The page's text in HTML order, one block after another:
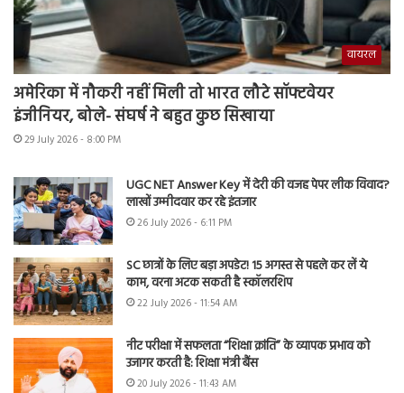
वायरल
अमेरिका में नौकरी नहीं मिली तो भारत लौटे सॉफ्टवेयर
इंजीनियर, बोले- संघर्ष ने बहुत कुछ सिखाया
29 July 2026 - 8:00 PM
UGC NET Answer Key में देरी की वजह पेपर लीक विवाद?
लाखों उम्मीदवार कर रहे इंतजार
26 July 2026 - 6:11 PM
SC छात्रों के लिए बड़ा अपडेट! 15 अगस्त से पहले कर लें ये
काम, वरना अटक सकती है स्कॉलरशिप
22 July 2026 - 11:54 AM
नीट परीक्षा में सफलता “शिक्षा क्रांति” के व्यापक प्रभाव को
उजागर करती है: शिक्षा मंत्री बैंस
20 July 2026 - 11:43 AM